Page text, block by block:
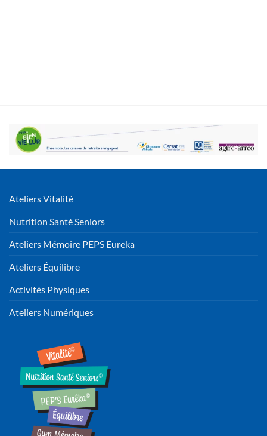
Ateliers Vitalité
Nutrition Santé Seniors
Ateliers Mémoire PEPS Eureka
Ateliers Équilibre
Activités Physiques
Ateliers Numériques